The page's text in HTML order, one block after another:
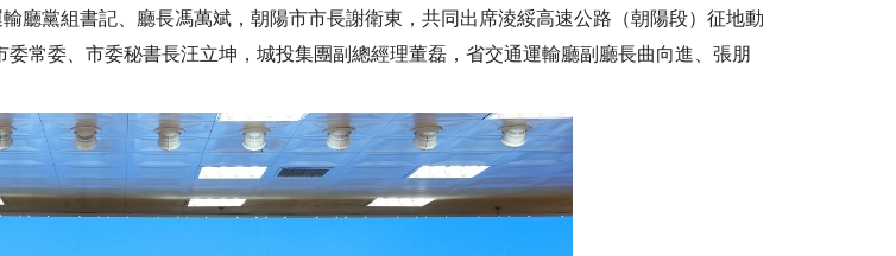
黨組書記、廳長馮萬斌，朝陽市市長謝衛東，共同出席淩綏高速公路（朝陽段）征地動
常委、市委秘書長汪立坤，城投集團副總經理董磊，省交通運輸廳副廳長曲向進、張朋